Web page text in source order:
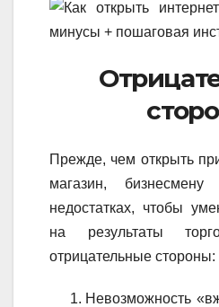
Прежде, чем открыть
магазин,
недостатках, чтобы
на результаты
отрицательные стороны:
Невозможность